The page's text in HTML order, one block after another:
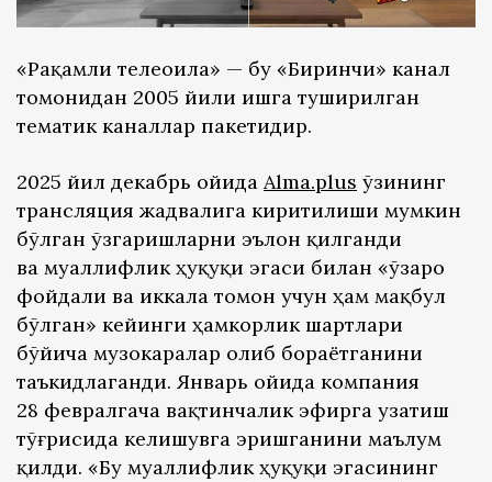
«Рақамли телеоила» — бу «Биринчи» канал
томонидан 2005 йили ишга туширилган
тематик каналлар пакетидир.
2025 йил декабрь ойида Alma.plus ўзининг
трансляция жадвалига киритилиши мумкин
бўлган ўзгаришларни эълон қилганди
ва муаллифлик ҳуқуқи эгаси билан «ўзаро
фойдали ва иккала томон учун ҳам мақбул
бўлган» кейинги ҳамкорлик шартлари
бўйича музокаралар олиб бораётганини
таъкидлаганди. Январь ойида компания
28 февралгача вақтинчалик эфирга узатиш
тўғрисида келишувга эришганини маълум
қилди. «Бу муаллифлик ҳуқуқи эгасининг